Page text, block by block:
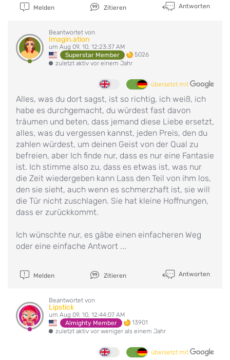
Melden Zitieren Antworten
Beantwortet von
Imagin.ation
um Aug 09, 10, 12:23:37 AM
Superstar Member
5026
zuletzt aktiv vor einem Jahr
übersetzt mit
Alles, was du dort sagst, ist so richtig, ich weiß, ich
habe es durchgemacht, du würdest fast davon
träumen und beten, dass jemand diese Liebe ersetzt,
alles, was du vergessen kannst, jeden Preis, den du
zahlen würdest, um deinen Geist von der Qual zu
befreien, aber Ich finde nur, dass es nur eine Fantasie
ist. Ich stimme also zu, dass es etwas ist, was nur
die Zeit wiedergeben kann Lass den Teil von ihm los,
den sie sieht, auch wenn es schmerzhaft ist, sie will
die Tür nicht zuschlagen. Sie hat kleine Hoffnungen,
dass er zurückkommt.
Ich wünschte nur, es gäbe einen einfacheren Weg
oder eine einfache Antwort ...
Melden Zitieren Antworten
Beantwortet von
Lipstick
um Aug 09, 10, 12:44:07 AM
Almighty Member
13901
zuletzt aktiv vor weniger als einem Jahr
übersetzt mit